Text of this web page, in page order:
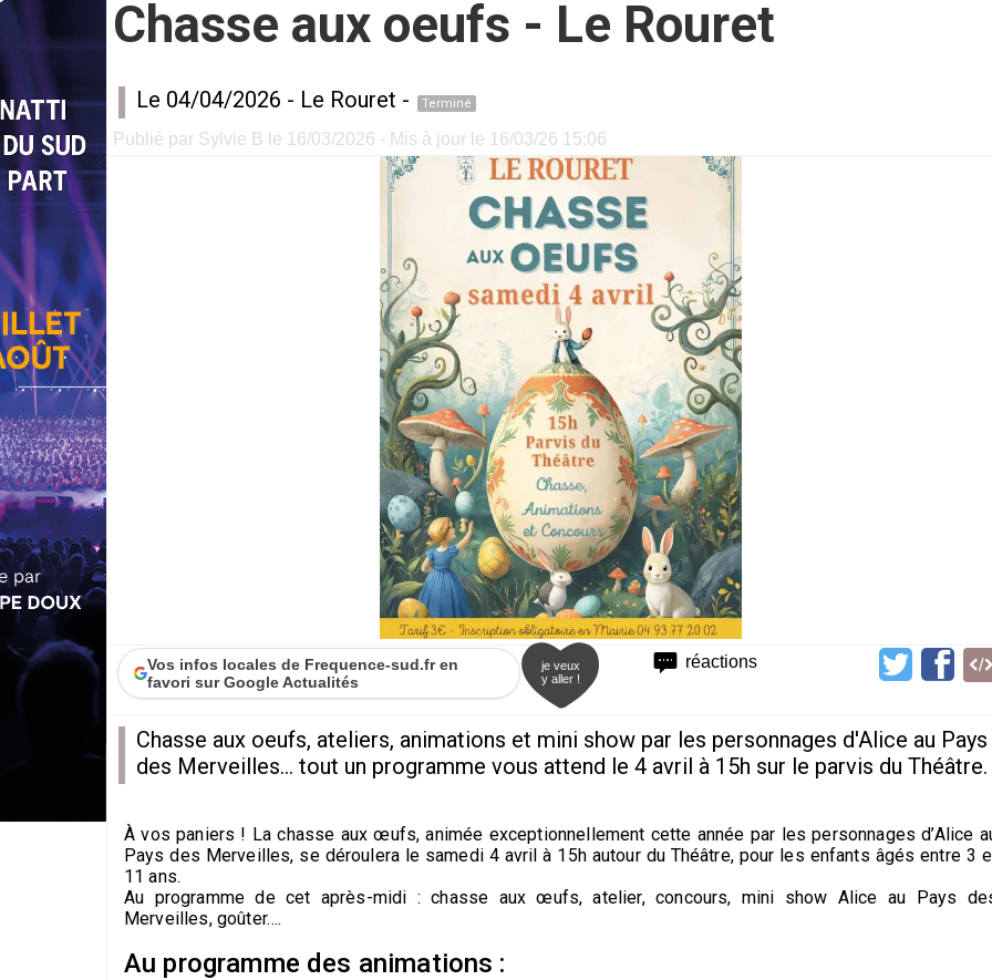
Chasse aux oeufs - Le Rouret
Le 04/04/2026 - Le Rouret - Terminé
Publié par Sylvie B le 16/03/2026 - Mis à jour le 16/03/26 15:06
réactions
Vos infos locales de Frequence-sud.fr en
favori sur Google Actualités
je veux
y aller !
Chasse aux oeufs, ateliers, animations et mini show par les personnages d'Alice au Pays
des Merveilles... tout un programme vous attend le 4 avril à 15h sur le parvis du Théâtre.
À vos paniers ! La chasse aux œufs, animée exceptionnellement cette année par les personnages d’Alice
Pays des Merveilles, se déroulera le samedi 4 avril à 15h autour du Théâtre, pour les enfants âgés entre 3
11 ans.
Au programme de cet après-midi : chasse aux œufs, atelier, concours, mini show Alice au Pays
Merveilles, goûter….
Au programme des animations :